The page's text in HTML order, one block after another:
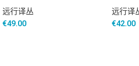
远行译丛
€49.00
远行译
€42.00